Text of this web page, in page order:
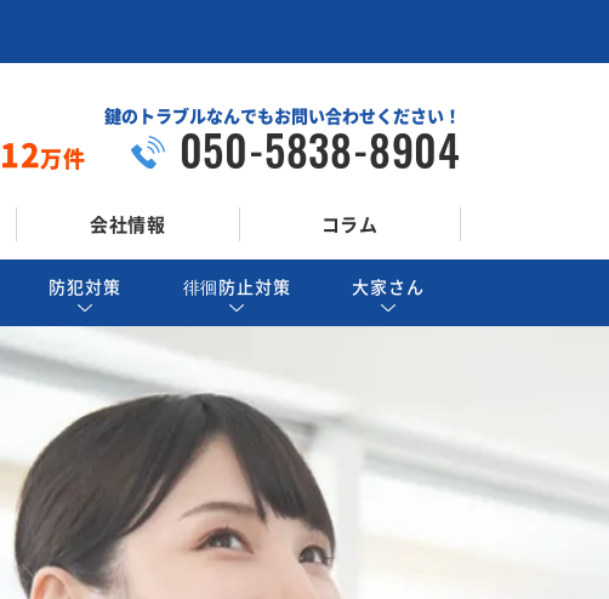
12万件
鍵のトラブルなんでもお問い合わせください！
050-5838-8904
会社情報 コラム
防犯対策 徘徊防止対策 大家さん